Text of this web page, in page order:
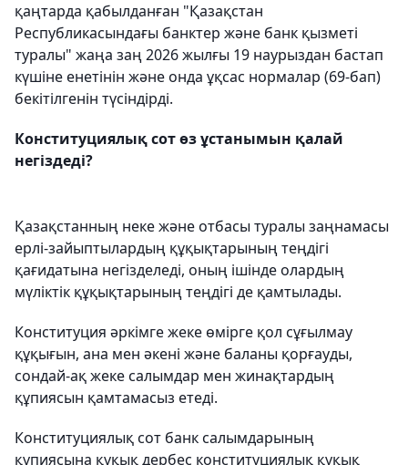
қаңтарда қабылданған "Қазақстан
Республикасындағы банктер және банк қызметі
туралы" жаңа заң 2026 жылғы 19 наурыздан бастап
күшіне енетінін және онда ұқсас нормалар (69-бап)
бекітілгенін түсіндірді.
Конституциялық сот өз ұстанымын қалай
негіздеді?
Қазақстанның неке және отбасы туралы заңнамасы
ерлі-зайыптылардың құқықтарының теңдігі
қағидатына негізделеді, оның ішінде олардың
мүліктік құқықтарының теңдігі де қамтылады.
Конституция әркімге жеке өмірге қол сұғылмау
құқығын, ана мен әкені және баланы қорғауды,
сондай-ақ жеке салымдар мен жинақтардың
құпиясын қамтамасыз етеді.
Конституциялық сот банк салымдарының
құпиясына құқық дербес конституциялық құқық